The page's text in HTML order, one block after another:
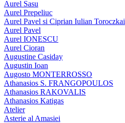
Aurel Sasu
Aurel Prepeliuc
Aurel Pavel si Ciprian Iulian Toroczkai
Aurel Pavel
Aurel IONESCU
Aurel Cioran
Augustine Casiday
Augustin Ioan
Augosto MONTERROSSO
Athanasios S. FRANGOPOULOS
Athanasios RAKOVALIS
Athanasios Katigas
Atelier
Asterie al Amasiei